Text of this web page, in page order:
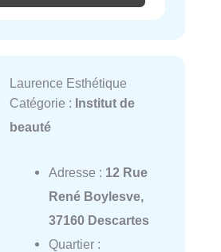
Laurence Esthétique
Catégorie : Institut de
beauté
Adresse : 12 Rue
René Boylesve,
37160 Descartes
Quartier :